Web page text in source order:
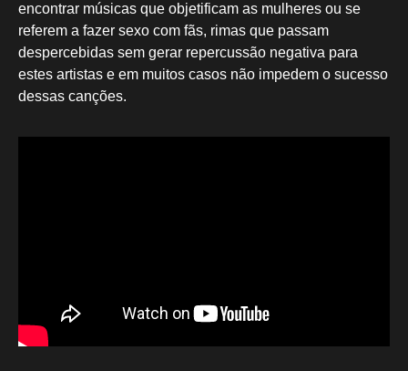
encontrar músicas que objetificam as mulheres ou se
referem a fazer sexo com fãs, rimas que passam
despercebidas sem gerar repercussão negativa para
estes artistas e em muitos casos não impedem o sucesso
dessas canções.